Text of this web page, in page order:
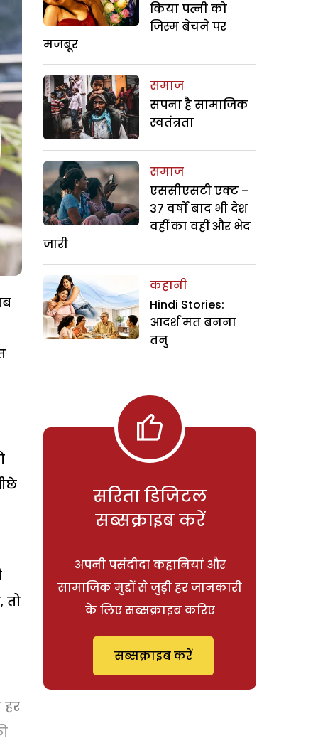
तो
हर
किया पत्नी को
जिस्म बेचने पर
मजबूर
समाज
सपना है सामाजिक
स्वतंत्रता
समाज
एससीएसटी एक्ट –
37 वर्षों बाद भी देश
वहीं का वहीं और भेद
जारी
कहानी
Hindi Stories:
आदर्श मत बनना
तनु
सरिता डिजिटल
सब्सक्राइब करें
अपनी पसंदीदा कहानियां और
सामाजिक मुद्दों से जुड़ी हर जानकारी
के लिए सब्सक्राइब करिए
सब्सक्राइब करें